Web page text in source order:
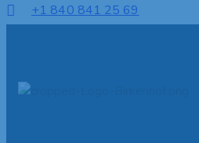
+1 840 841 25 69